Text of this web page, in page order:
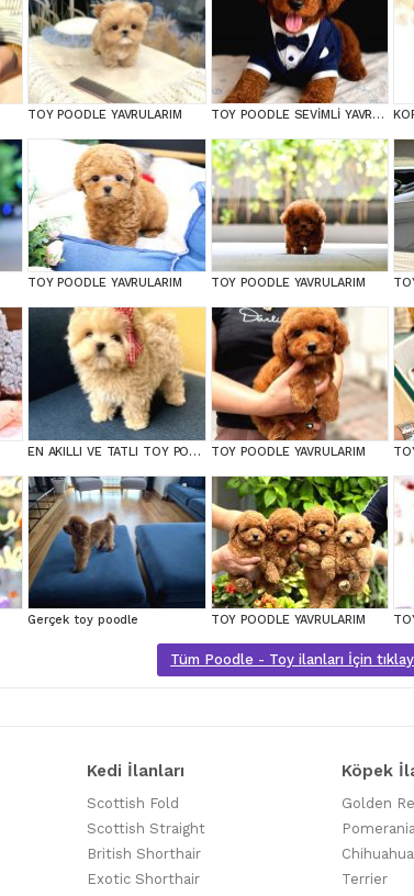
TOY POODLE YAVRULARIM TOY POODLE SEVİMLİ YAVRULAR EV ÜRETİMİ
TOY POODLE YAVRULARIM TOY POODLE YAVRULARIM
EN AKILLI VE TATLI TOY POODLE BEBEKLERIMIZ TOY POODLE YAVRULARIM
Gerçek toy poodle TOY POODLE YAVRULARIM
Tüm Poodle - Toy ilanları İçin
Kedi İlanları
Scottish Fold
Scottish Straight
British Shorthair
Exotic Shorthair
Köpek
Golden
Chihuahua
Terrier